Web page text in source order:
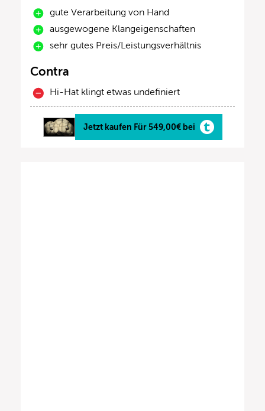
gute Verarbeitung von Hand
ausgewogene Klangeigenschaften
sehr gutes Preis/Leistungsverhältnis
Contra
Hi-Hat klingt etwas undefiniert
Jetzt kaufen Für 549,00€ bei